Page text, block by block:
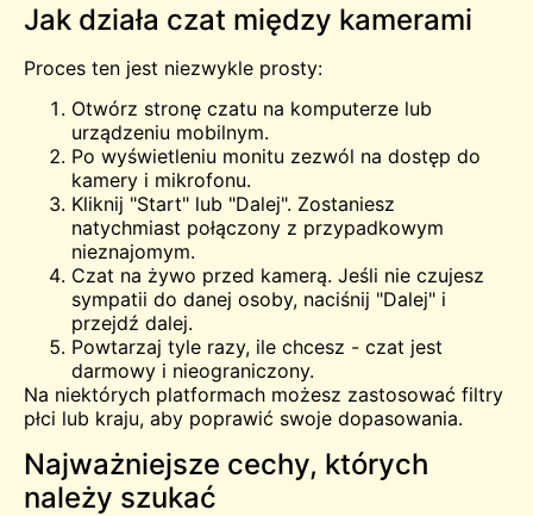
Jak działa czat między kamerami
Proces ten jest niezwykle prosty:
Otwórz stronę czatu na komputerze lub
urządzeniu mobilnym.
Po wyświetleniu monitu zezwól na dostęp do
kamery i mikrofonu.
Kliknij "Start" lub "Dalej". Zostaniesz
natychmiast połączony z przypadkowym
nieznajomym.
Czat na żywo przed kamerą. Jeśli nie czujesz
sympatii do danej osoby, naciśnij "Dalej" i
przejdź dalej.
Powtarzaj tyle razy, ile chcesz - czat jest
darmowy i nieograniczony.
Na niektórych platformach możesz zastosować filtry
płci lub kraju, aby poprawić swoje dopasowania.
Najważniejsze cechy, których
należy szukać